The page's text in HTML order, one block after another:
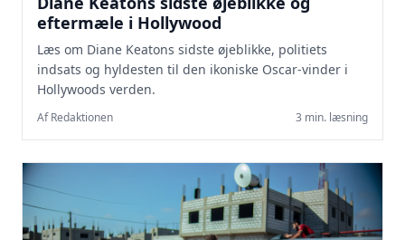
eftermæle i Hollywood
Læs om Diane Keatons sidste øjeblikke, politiets
indsats og hyldesten til den ikoniske Oscar-vinder i
Hollywoods verden.
Af Redaktionen 3 min. læsning